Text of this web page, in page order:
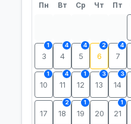
Пн Вт Ср Чт Пт
3
1
4
4
5
4
6
2
7
4
10
1
11
4
12
1
13
3
14
3
17 18
2
19
1
20 21
1